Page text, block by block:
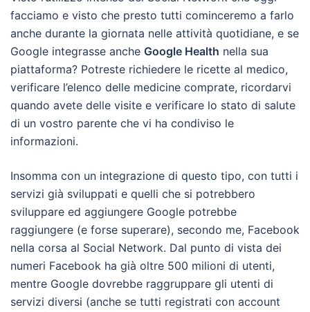
facciamo e visto che presto tutti cominceremo a farlo
anche durante la giornata nelle attività quotidiane, e se
Google integrasse anche Google Health nella sua
piattaforma? Potreste richiedere le ricette al medico,
verificare l’elenco delle medicine comprate, ricordarvi
quando avete delle visite e verificare lo stato di salute
di un vostro parente che vi ha condiviso le
informazioni.
Insomma con un integrazione di questo tipo, con tutti i
servizi già sviluppati e quelli che si potrebbero
sviluppare ed aggiungere Google potrebbe
raggiungere (e forse superare), secondo me, Facebook
nella corsa al Social Network. Dal punto di vista dei
numeri Facebook ha già oltre 500 milioni di utenti,
mentre Google dovrebbe raggruppare gli utenti di
servizi diversi (anche se tutti registrati con account